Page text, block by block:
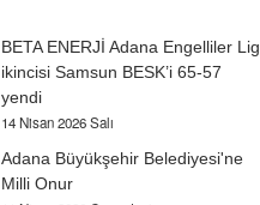
BETA ENERJİ Adana Engelliler Lig
ikincisi Samsun BESK’i 65-57
yendi
14 Nisan 2026 Salı
Adana Büyükşehir Belediyesi'ne
Milli Onur